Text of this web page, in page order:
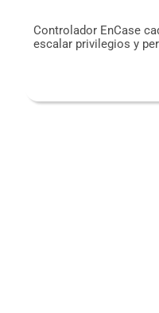
Controlador EnCase
escalar privilegios y